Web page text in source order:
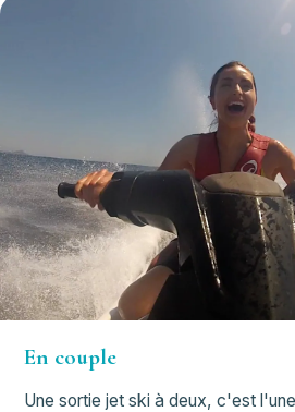
En couple
Une sortie jet ski à deux, c'est